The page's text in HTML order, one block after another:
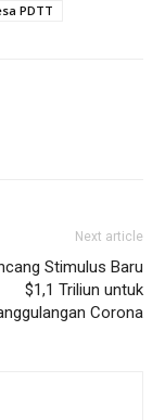
PDTT
Next article
Stimulus Baru
$1,1 Triliun untuk
Corona